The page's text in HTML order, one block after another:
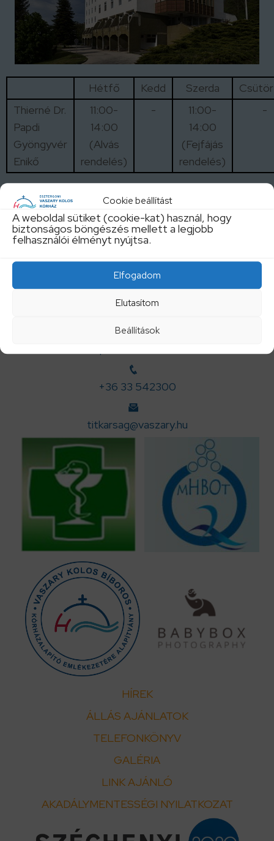
Cookie beállítást
A weboldal sütiket (cookie-kat) használ, hogy
biztonságos böngészés mellett a legjobb
felhasználói élményt nyújtsa.
Elfogadom
Elutasítom
Beállítások
Hétfő Kedd Szerda
Thierné Dr.
Papdi
Gyöngyvér
Enikő
11:00-
14:00
(Alvás
rendelés)
-
11:00-
14:00
(Fejfájás
rendelés)
-
A szakrendelések aktuális változásait IDE
kattintva tekintheti meg!
+36 33 542300
titkarsag@vaszary.hu
HÍREK
ÁLLÁS AJÁNLATOK
TELEFONKÖNYV
GALÉRIA
LINK AJÁNLÓ
AKADÁLYMENTESSÉGI NYILATKOZAT